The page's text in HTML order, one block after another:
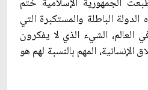
الباطلة والمستكبرة التي
العالم، الشي‏ء الذي لا يفكرون
المهم بالنسبة لهم هو